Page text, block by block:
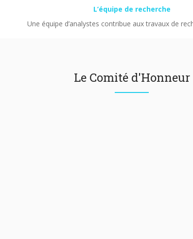
L’équipe de recherche
Une équipe d’analystes contribue aux travaux de
Le Comité d'Honneur